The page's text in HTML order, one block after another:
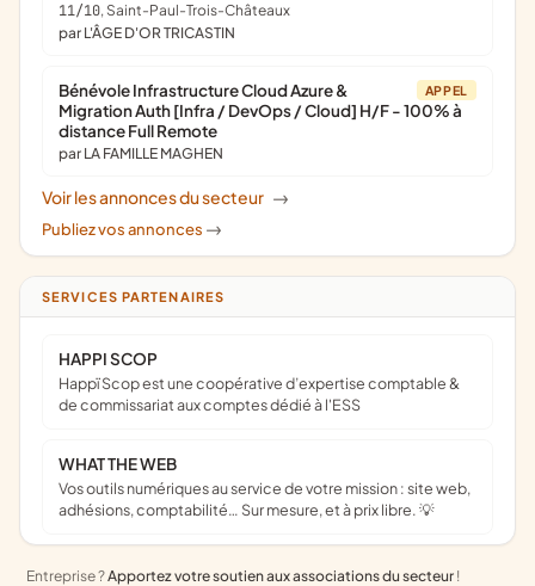
11/10, Saint-Paul-Trois-Châteaux
par L'ÂGE D'OR TRICASTIN
APPEL
Bénévole Infrastructure Cloud Azure &
Migration Auth [Infra / DevOps / Cloud] H/F - 100% à
distance Full Remote
par LA FAMILLE MAGHEN
Voir les annonces du secteur ->
Publiez vos annonces ->
SERVICES PARTENAIRES
HAPPI SCOP
Happï Scop est une coopérative d’expertise comptable &
de commissariat aux comptes dédié à l'ESS
WHAT THE WEB
Vos outils numériques au service de votre mission : site web,
adhésions, comptabilité… Sur mesure, et à prix libre. 💡
Entreprise ?Apportez votre soutien aux associations du secteur !